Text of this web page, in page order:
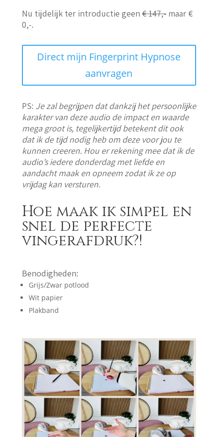
Nu tijdelijk ter introductie geen€ 147,-maar €
0,-.
Direct mijn Fingerprint Hypnose
aanvragen
PS: Je zal begrijpen dat dankzij het persoonlijke
karakter van deze audio de impact en waarde
mega groot is, tegelijkertijd betekent dit ook
dat ik de tijd nodig heb om deze voor jou te
kunnen creeren. Hou er rekening mee dat ik de
audio’s iedere donderdag met liefde en
aandacht maak en opneem zodat ik ze op
vrijdag kan versturen.
Hoe maak ik simpel en
snel de perfecte
vingerafdruk?!
Benodigheden:
Grijs/Zwar potlood
Wit papier
Plakband